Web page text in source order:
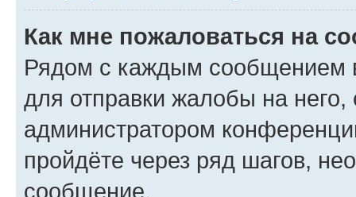
Как мне пожаловаться на
Рядом с каждым сообщением
для отправки жалобы на
администратором
пройдёте через ряд шагов,
сообщение.